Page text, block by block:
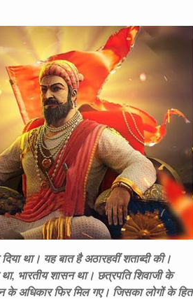
था। यह बात है अठारहवीं शताब्दी की।
भारतीय शासन था। छत्रपति शिवाजी के
के अधिकार फिर मिल गए। जिसका लोगों के हित